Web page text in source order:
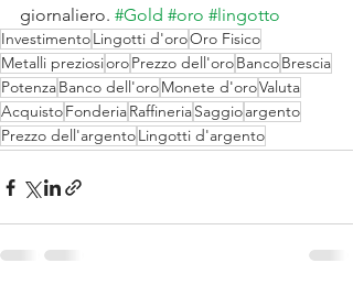
giornaliero. #Gold #oro #lingotto
InvestimentoLingotti d'oroOro Fisico
Metalli preziosioroPrezzo dell'oroBancoBrescia
PotenzaBanco dell'oroMonete d'oroValuta
AcquistoFonderiaRaffineriaSaggioargento
Prezzo dell'argentoLingotti d'argento